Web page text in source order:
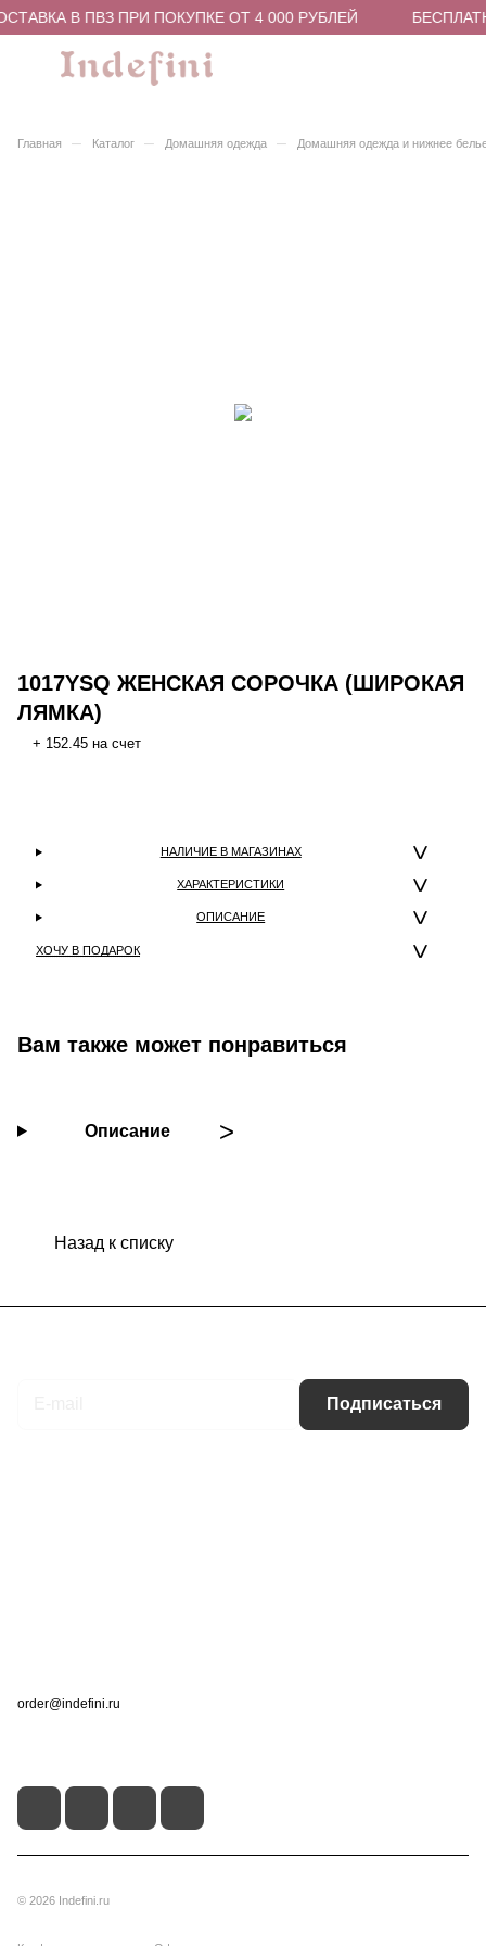
В ПВЗ ПРИ ПОКУПКЕ ОТ 4 000 РУБЛЕЙ
Главная – Каталог – Домашняя одежда – Домашняя одежда и нижнее
1017YSQ ЖЕНСКАЯ СОРОЧКА (ШИРОКАЯ
ЛЯМКА)
+ 152.45 на счет
НАЛИЧИЕ В МАГАЗИНАХ
ХАРАКТЕРИСТИКИ
ОПИСАНИЕ
ХОЧУ В ПОДАРОК
Вам также может понравиться
Описание
Назад к списку
Подписаться
order@indefini.ru
© 2026 Indefini.ru